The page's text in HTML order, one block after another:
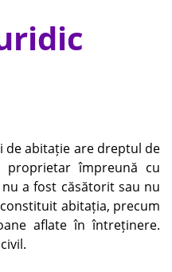
abitație are dreptul de
împreună cu
a fost căsătorit sau nu
abitația, precum
aflate în întreținere.